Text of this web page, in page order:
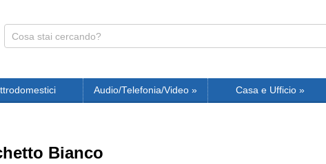
Audio/Telefonia/Video » Casa e Ufficio »
Bianco